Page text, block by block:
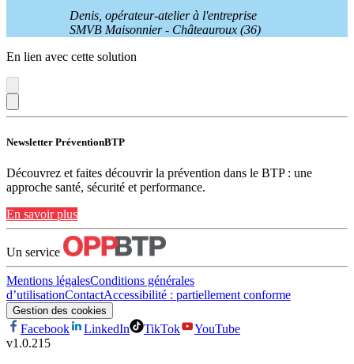
Denis, opérateur-atelier à l'entreprise
SMVB Maisonnier - Châteauroux (36)
En lien avec cette solution
Newsletter PréventionBTP
Découvrez et faites découvrir la prévention dans le BTP : une
approche santé, sécurité et performance.
En savoir plus
Un service
Mentions légalesConditions générales
d’utilisationContactAccessibilité : partiellement conforme
Gestion des cookies
Facebook LinkedIn TikTok
YouTube
v1.0.215